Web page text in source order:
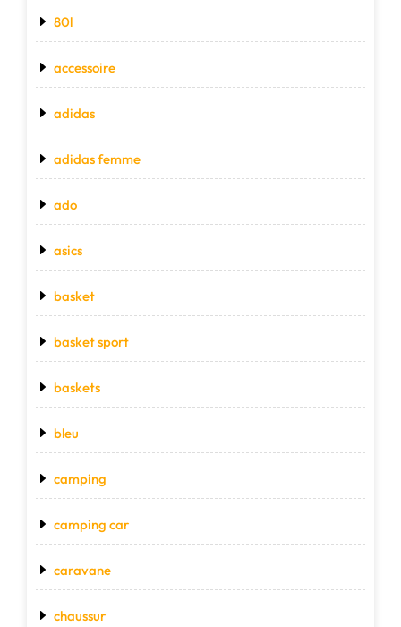
80l
accessoire
adidas
adidas femme
ado
asics
basket
basket sport
baskets
bleu
camping
camping car
caravane
chaussur